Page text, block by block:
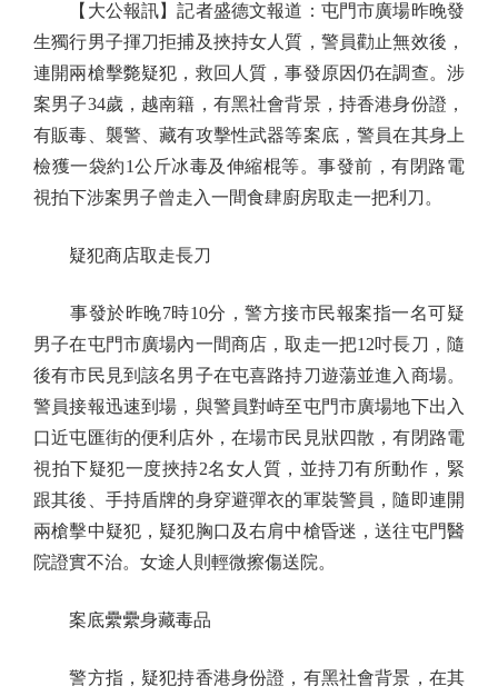
【大公報訊】記者盛德文報道：屯門市廣場昨晚發
生獨行男子揮刀拒捕及挾持女人質，警員勸止無效後，
連開兩槍擊斃疑犯，救回人質，事發原因仍在調查。涉
案男子34歲，越南籍，有黑社會背景，持香港身份證，
有販毒、襲警、藏有攻擊性武器等案底，警員在其身上
檢獲一袋約1公斤冰毒及伸縮棍等。事發前，有閉路電
視拍下涉案男子曾走入一間食肆廚房取走一把利刀。
疑犯商店取走長刀
事發於昨晚7時10分，警方接市民報案指一名可疑
男子在屯門市廣場內一間商店，取走一把12吋長刀，隨
後有市民見到該名男子在屯喜路持刀遊蕩並進入商場。
警員接報迅速到場，與警員對峙至屯門市廣場地下出入
口近屯匯街的便利店外，在場市民見狀四散，有閉路電
視拍下疑犯一度挾持2名女人質，並持刀有所動作，緊
跟其後、手持盾牌的身穿避彈衣的軍裝警員，隨即連開
兩槍擊中疑犯，疑犯胸口及右肩中槍昏迷，送往屯門醫
院證實不治。女途人則輕微擦傷送院。
案底纍纍身藏毒品
警方指，疑犯持香港身份證，有黑社會背景，在其